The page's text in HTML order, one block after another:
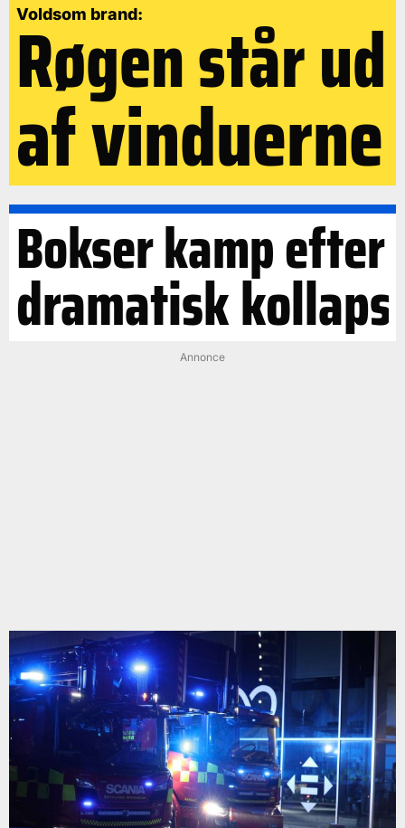
Voldsom brand:
Røgen står ud
af vinduerne
Bokser kamp efter
dramatisk kollaps
Annonce